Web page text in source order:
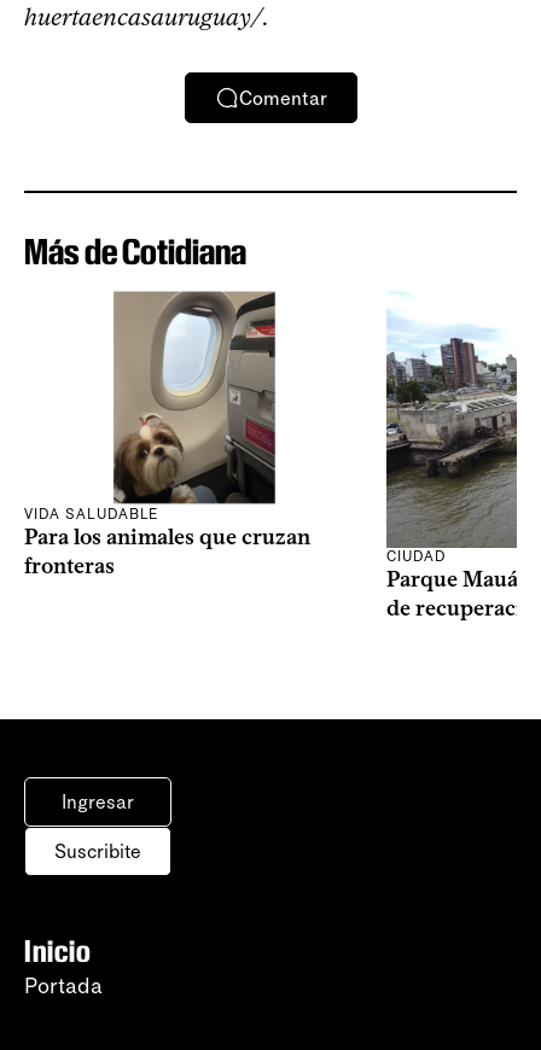
huertaencasauruguay/.
Comentar
Más de Cotidiana
VIDA SALUDABLE
Para los animales que cruzan
fronteras
CIUDAD
Parque Mauá
de
Ingresar
Suscribite
Inicio
Portada